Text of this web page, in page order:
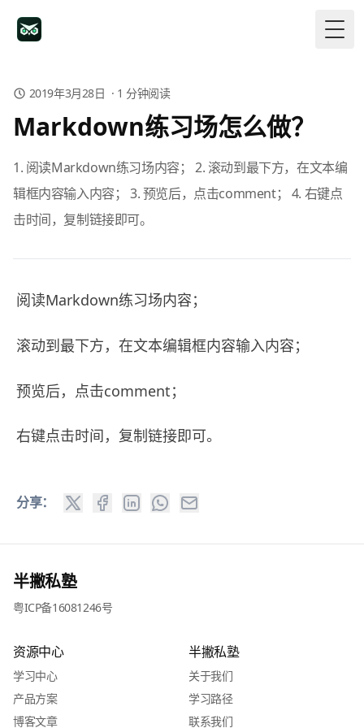
2019年3月28日 · 1 分钟阅读
Markdown练习场怎么做？
1. 阅读Markdown练习场内容； 2. 滚动到最下方，在文本编
辑框内容输入内容； 3. 预览后，点击comment； 4. 右键点
击时间，复制链接即可。
阅读Markdown练习场内容；
滚动到最下方，在文本编辑框内容输入内容；
预览后，点击comment；
右键点击时间，复制链接即可。
分享：
半撇私塾
粤ICP备16081246号
资源中心
学习中心
产品方案
博客文章
半撇私塾
关于我们
学习路径
联系我们